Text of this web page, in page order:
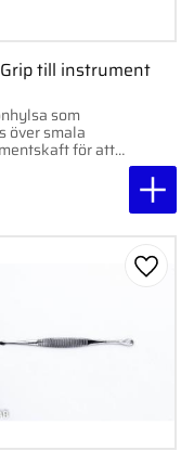
till instrument
som
över smala
för att
Lägg